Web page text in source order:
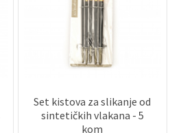
Set kistova za slikanje od
sintetičkih vlakana - 5
kom